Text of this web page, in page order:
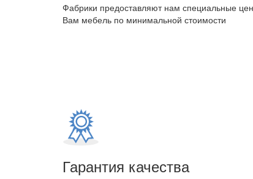
Фабрики предоставляют нам специальные
Вам мебель по минимальной стоимости
Гарантия качества